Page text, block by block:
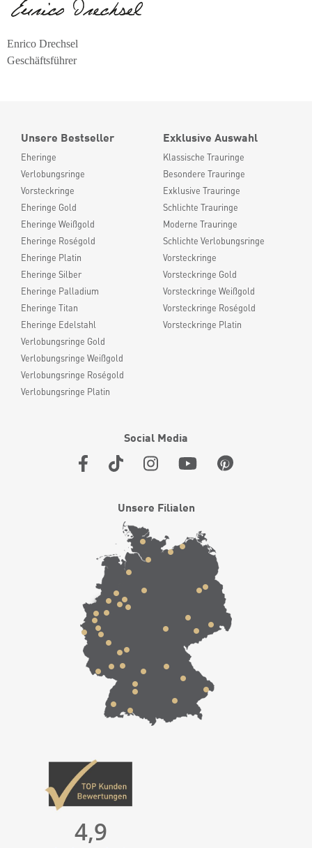
Enrico Drechsel
Geschäftsführer
Unsere Bestseller
Eheringe
Verlobungsringe
Vorsteckringe
Eheringe Gold
Eheringe Weißgold
Eheringe Roségold
Eheringe Platin
Eheringe Silber
Eheringe Palladium
Eheringe Titan
Eheringe Edelstahl
Verlobungsringe Gold
Verlobungsringe Weißgold
Verlobungsringe Roségold
Verlobungsringe Platin
Exklusive Auswahl
Klassische Trauringe
Besondere Trauringe
Exklusive Trauringe
Schlichte Trauringe
Moderne Trauringe
Schlichte Verlobungsringe
Vorsteckringe
Vorsteckringe Gold
Vorsteckringe Weißgold
Vorsteckringe Roségold
Vorsteckringe Platin
Social Media
Unsere Filialen
4,9